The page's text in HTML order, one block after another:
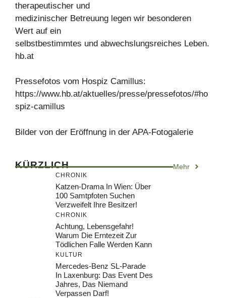
therapeutischer und
medizinischer Betreuung legen wir besonderen
Wert auf ein
selbstbestimmtes und abwechslungsreiches Leben.
hb.at
Pressefotos vom Hospiz Camillus:
https://www.hb.at/aktuelles/presse/pressefotos/#ho
spiz-camillus
Bilder von der Eröffnung in der APA-Fotogalerie
KÜRZLICH Mehr
CHRONIK
Katzen-Drama In Wien: Über
100 Samtpfoten Suchen
Verzweifelt Ihre Besitzer!
CHRONIK
Achtung, Lebensgefahr!
Warum Die Erntezeit Zur
Tödlichen Falle Werden Kann
KULTUR
Mercedes-Benz SL-Parade
In Laxenburg: Das Event Des
Jahres, Das Niemand
Verpassen Darf!